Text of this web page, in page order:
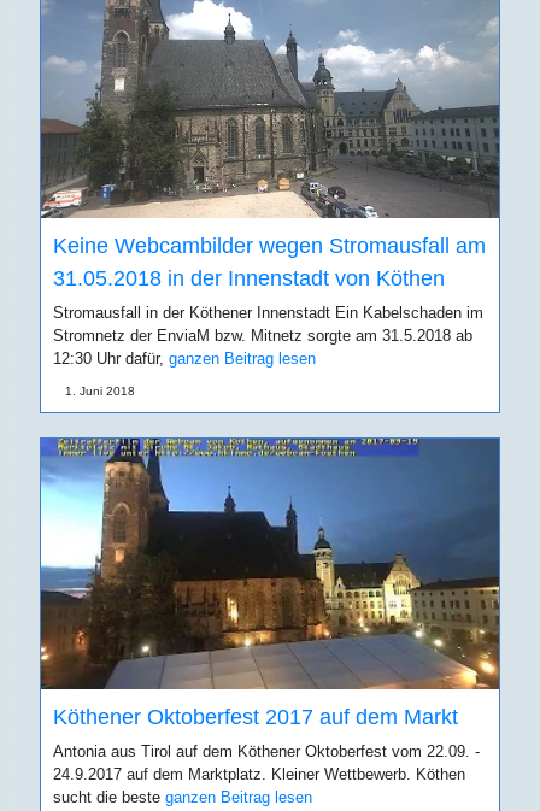
Keine Webcambilder wegen Stromausfall am
31.05.2018 in der Innenstadt von Köthen
Stromausfall in der Köthener Innenstadt Ein Kabelschaden im
Stromnetz der EnviaM bzw. Mitnetz sorgte am 31.5.2018 ab
12:30 Uhr dafür,ganzen Beitrag lesen
1. Juni 2018
Köthener Oktoberfest 2017 auf dem Markt
Antonia aus Tirol auf dem Köthener Oktoberfest vom 22.09. -
24.9.2017 auf dem Marktplatz. Kleiner Wettbewerb. Köthen
sucht die besteganzen Beitrag lesen